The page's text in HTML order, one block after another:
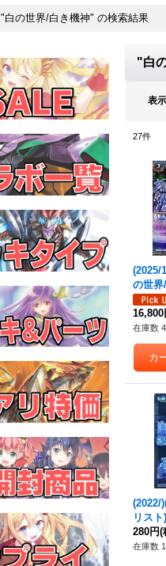
"白の世界/白き機神" の検索結果
"白
表
27件
(2025/
の世
SEC
a/
《白》
16,800
在庫数
(2022/
リスト)
機神【
2}《白
280円(
在庫数